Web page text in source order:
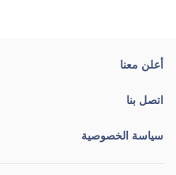
أعلن معنا
اتصل بنا
سياسة الخصوصية